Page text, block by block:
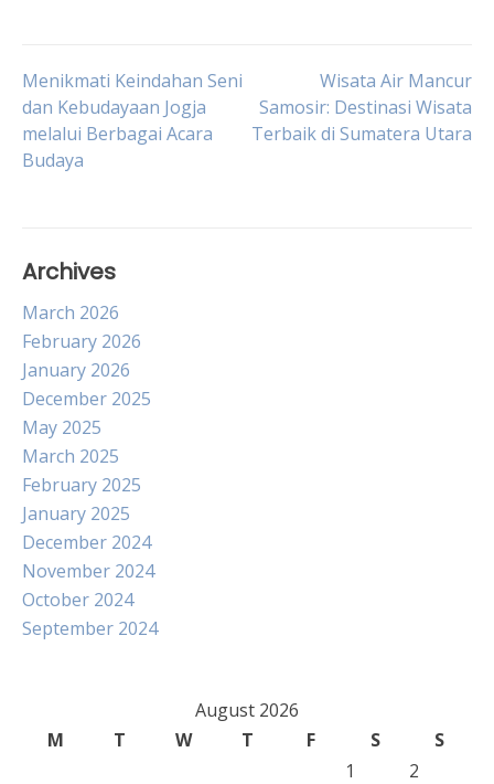
Post
navigation
Menikmati Keindahan Seni
dan Kebudayaan Jogja
melalui Berbagai Acara
Budaya
Wisata Air Mancur
Samosir: Destinasi Wisata
Terbaik di Sumatera Utara
Archives
March 2026
February 2026
January 2026
December 2025
May 2025
March 2025
February 2025
January 2025
December 2024
November 2024
October 2024
September 2024
August 2026
M
T W T F S
S
1
2